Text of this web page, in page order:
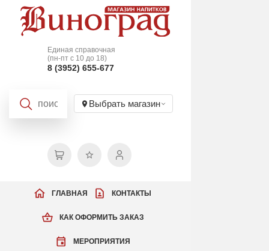
Единая справочная
(пн-пт с 10 до 18)
8 (3952) 655-677
Выбрать магазин
КАК ОФОРМИТЬ ЗАКАЗ
МЕРОПРИЯТИЯ
ГЛАВНАЯ КОНТАКТЫ